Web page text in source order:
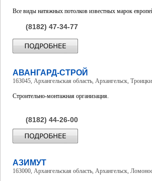
Все виды натяжных потолков известных марок
(8182) 47-34-77
АВАНГАРД-СТРОЙ
163045, Архангельская область, Архангельск,
Строительно-монтажная организация.
(8182) 44-26-00
АЗИМУТ
163000, Архангельская область, Архангельск,